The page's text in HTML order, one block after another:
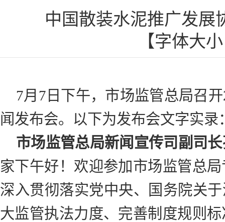
中国散装水泥推广发
【字体大
7月7日下午，市场监管总局召
闻发布会。以下为发布会文字实录
市场监管总局新闻宣传司副司
家下午好！欢迎参加市场监管总
深入贯彻落实党中央、国务院关
大监管执法力度、完善制度规则